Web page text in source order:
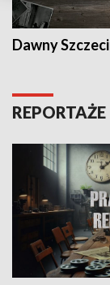
Dawny
REPORTAŻE